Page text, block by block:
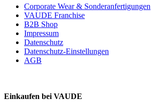
Corporate Wear & Sonderanfertigungen
VAUDE Franchise
B2B Shop
Impressum
Datenschutz
Datenschutz-Einstellungen
AGB
Einkaufen bei VAUDE